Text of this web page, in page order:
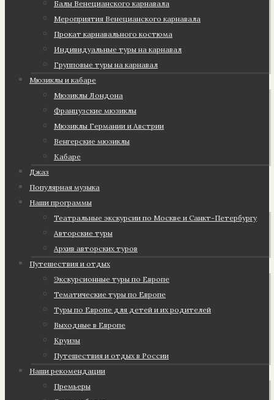
Балы Венецианского карнавала
Мероприятия Венецианского карнавала
Прокат карнавального костюма
Индивидуальные туры на карнавал
Групповые туры на карнавал
Мюзиклы и кабаре
Мюзиклы Лондона
Французские мюзиклы
Мюзиклы Германии и Австрии
Венгерские мюзиклы
Кабаре
Джаз
Популярная музыка
Наши программы
Театральные экскурсии по Москве и Санкт-Петербургу
Авторские туры
Архив авторских туров
Путешествия и отдых
Экскурсионные туры по Европе
Тематические туры по Европе
Туры по Европе для детей и их родителей
Выходные в Европе
Круизы
Путешествия и отдых в России
Наши рекомендации
Премьеры